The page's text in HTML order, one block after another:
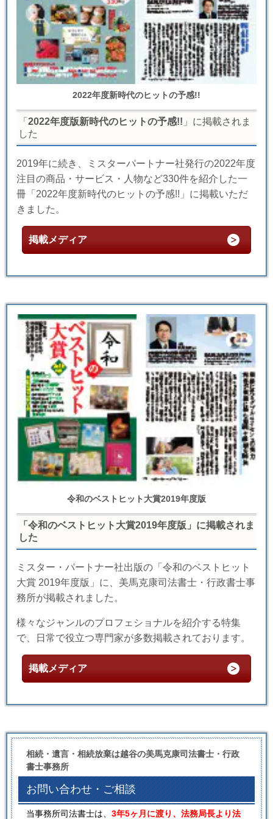
2022年度新時代のヒットの予感!!
「 2022年度版新時代のヒットの予感!! 」に掲載されま
した
2019年に続き、ミスターパートナー社発行の2022年度
注目の商品・サービス・人物など330件を紹介した一
冊「2022年度新時代のヒットの予感!!」に掲載いただ
きました。
掲載メディア
令和のベストヒット大賞2019年度版
「令和のベストヒット大賞2019年度版」に掲載されま
した
ミスター・パートナー社出版の「令和のベストヒット
大賞 2019年度版」に、美馬克康司法書士・行政書士事
務所が掲載されました。
様々なジャンルのプロフェショナルを紹介する特集
で、日常で役立つ専門家が多数掲載されております。
掲載メディア
相続・遺言・相続放棄は越谷の美馬克康司法書士・行政
書士事務所
お問い合わせ・ご相談
当事務所司法書士は、 3年5ヶ月に渡り、法務局長より法